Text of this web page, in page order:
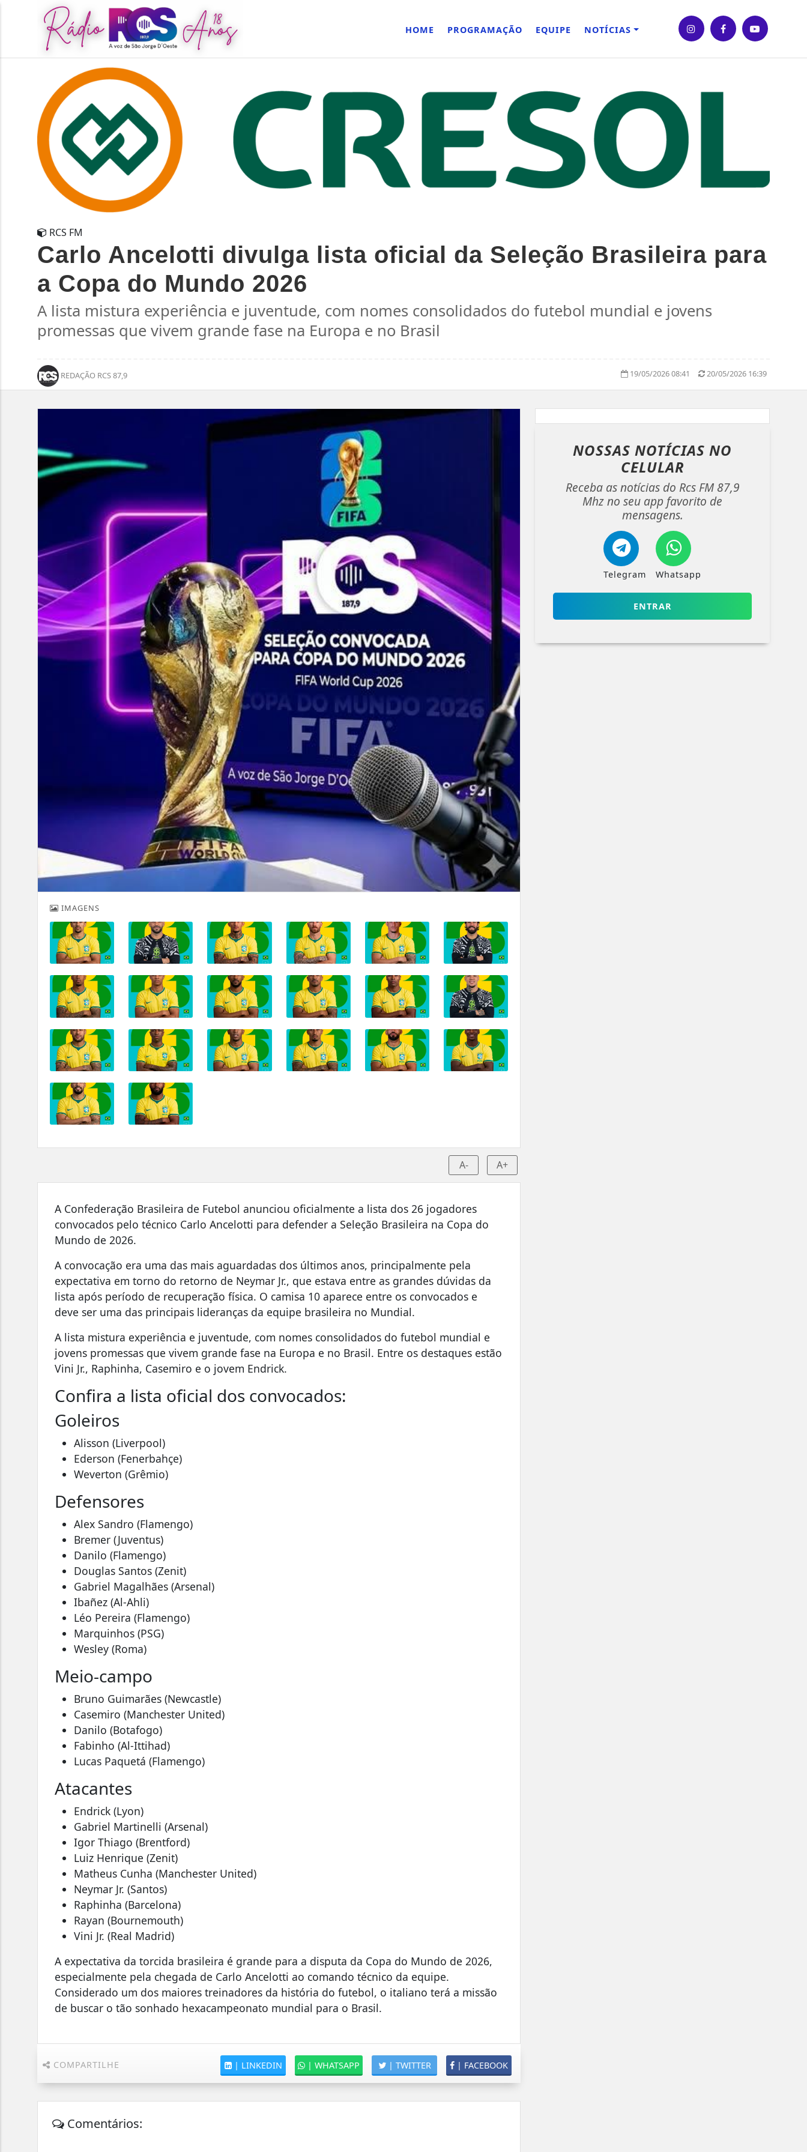
HOME PROGRAMAÇÃO EQUIPE NOTÍCIAS
RCS FM
Carlo Ancelotti divulga lista oficial da Seleção Brasileira para
a Copa do Mundo 2026
A lista mistura experiência e juventude, com nomes consolidados do futebol mundial e jovens
promessas que vivem grande fase na Europa e no Brasil
REDAÇÃO RCS 87,9 19/05/2026 08:41 20/05/2026 16:39
IMAGENS
A- A+
A Confederação Brasileira de Futebol anunciou oficialmente a lista dos 26 jogadores
convocados pelo técnico Carlo Ancelotti para defender a Seleção Brasileira na Copa do
Mundo de 2026.
A convocação era uma das mais aguardadas dos últimos anos, principalmente pela
expectativa em torno do retorno de Neymar Jr., que estava entre as grandes dúvidas da
lista após período de recuperação física. O camisa 10 aparece entre os convocados e
deve ser uma das principais lideranças da equipe brasileira no Mundial.
A lista mistura experiência e juventude, com nomes consolidados do futebol mundial e
jovens promessas que vivem grande fase na Europa e no Brasil. Entre os destaques estão
Vini Jr., Raphinha, Casemiro e o jovem Endrick.
Confira a lista oficial dos convocados:
Goleiros
Alisson (Liverpool)
Ederson (Fenerbahçe)
Weverton (Grêmio)
Defensores
Alex Sandro (Flamengo)
Bremer (Juventus)
Danilo (Flamengo)
Douglas Santos (Zenit)
Gabriel Magalhães (Arsenal)
Ibañez (Al-Ahli)
Léo Pereira (Flamengo)
Marquinhos (PSG)
Wesley (Roma)
Meio-campo
Bruno Guimarães (Newcastle)
Casemiro (Manchester United)
Danilo (Botafogo)
Fabinho (Al-Ittihad)
Lucas Paquetá (Flamengo)
Atacantes
Endrick (Lyon)
Gabriel Martinelli (Arsenal)
Igor Thiago (Brentford)
Luiz Henrique (Zenit)
Matheus Cunha (Manchester United)
Neymar Jr. (Santos)
Raphinha (Barcelona)
Rayan (Bournemouth)
Vini Jr. (Real Madrid)
A expectativa da torcida brasileira é grande para a disputa da Copa do Mundo de 2026,
especialmente pela chegada de Carlo Ancelotti ao comando técnico da equipe.
Considerado um dos maiores treinadores da história do futebol, o italiano terá a missão
de buscar o tão sonhado hexacampeonato mundial para o Brasil.
COMPARTILHE | FACEBOOK
| TWITTER
| WHATSAPP
| LINKEDIN
Comentários:
NOSSAS NOTÍCIASNO
CELULAR
Receba as notícias do Rcs FM 87,9
Mhz no seu app favorito de
mensagens.
Telegram Whatsapp
ENTRAR